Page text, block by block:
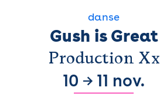
danse
Gush is Great
Production Xx
10 → 11 nov.